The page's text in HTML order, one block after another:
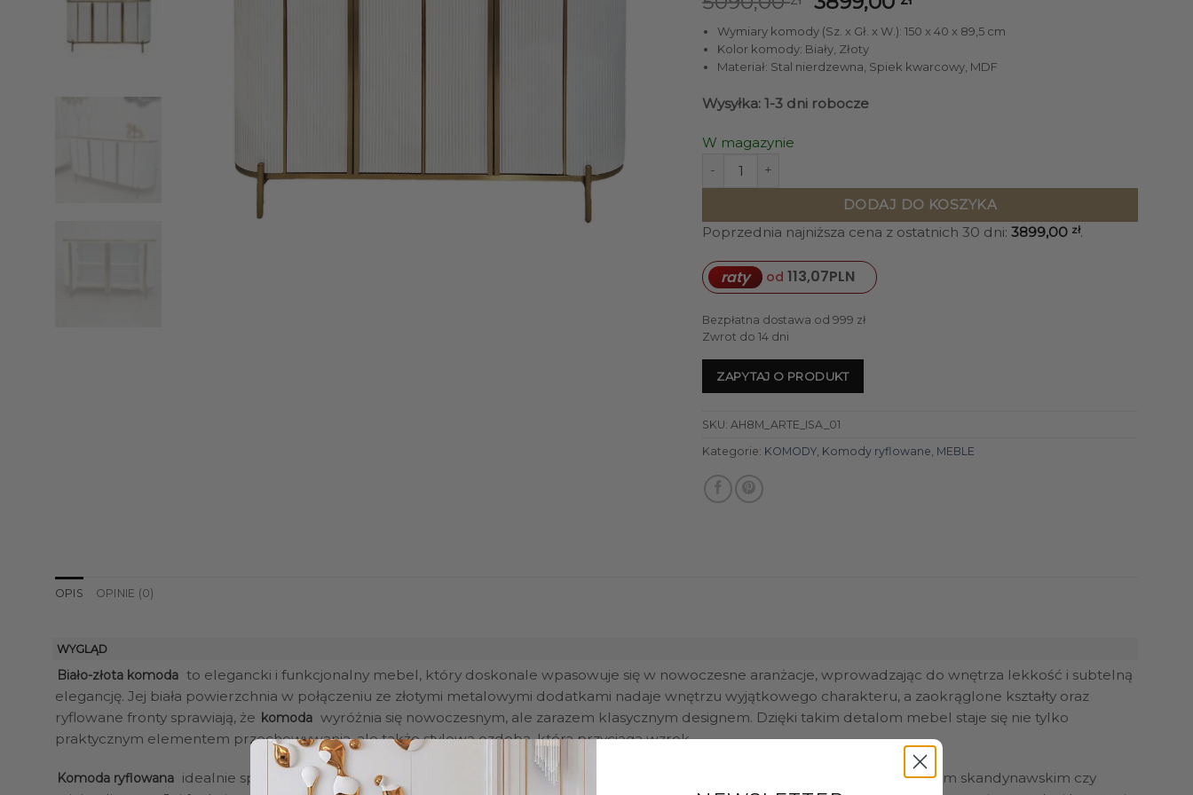
cena
wynosiła:
5090,00 zł.
cena
wynosi:
3899,00 zł.
Wymiary komody (Sz. x Gł. x W.): 150 x 40 x 89,5 cm
Kolor komody: Biały, Złoty
Materiał: Stal nierdzewna, Spiek kwarcowy, MDF
Wysyłka: 1-3 dni robocze
W magazynie
ilość KOMODA biała ze złotymi metalowymi dodatkami, zaokrąglone
DODAJ DO KOSZYKA
Poprzednia najniższa cena z ostatnich 30 dni:3899,00 zł.
raty od 113,07PLN
Bezpłatna dostawa od 999 zł
Zwrot do 14 dni
ZAPYTAJ O PRODUKT
SKU: AH8M_ARTE_ISA_01
Kategorie: KOMODY Komody ryflowane MEBLE
OPIS OPINIE (0)
WYGLĄD
Biało-złota komoda to elegancki i funkcjonalny mebel, który doskonale wpasowuje się w nowoczesne aranżacje, wprowadzając do wnętrza lekkość i subtelną
elegancję. Jej biała powierzchnia w połączeniu ze złotymi metalowymi dodatkami nadaje wnętrzu wyjątkowego charakteru, a zaokrąglone kształty oraz
ryflowane fronty sprawiają, że komoda wyróżnia się nowoczesnym, ale zarazem klasycznym designem. Dzięki takim detalom mebel staje się nie tylko
praktycznym elementem przechowywania, ale także stylową ozdobą, która przyciąga wzrok.
Komoda ryflowana idealnie sprawdzi się w przestrzeniach urządzonych w nowoczesnym stylu, ale także w tych inspirowanych stylem skandynawskim czy